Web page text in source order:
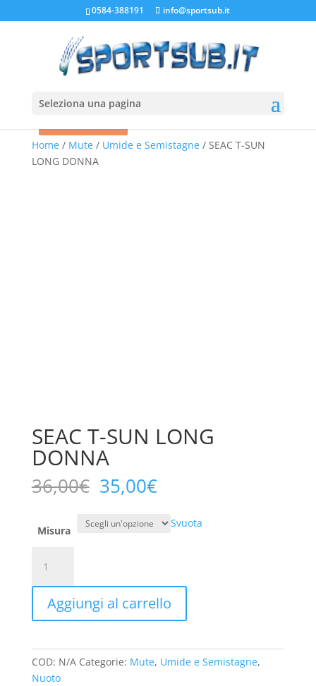
0584-388191 info@sportsub.it
Seleziona una pagina
Home/ Mute/ Umide e Semistagne/ SEAC T-SUN
LONG DONNA
In offerta!
SEAC T-SUN LONG
DONNA
36,00€ Il
prezzo
originale
era:
35,00€Il
prezzo
attuale
è:
Misura
Svuota
SUN
LONG
DONNA
Aggiungi al carrello
COD: N/A Categorie: Mute, Umide e Semistagne,
Nuoto